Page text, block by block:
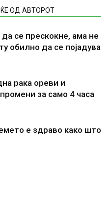
ОД АВТОРОТ
се прескокне, ама не
обилно да се појадува
рака ореви и
промени за само 4 часа
е здраво како што